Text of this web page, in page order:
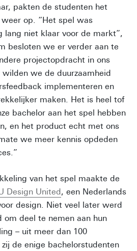
pakten de studenten het
op. “Het spel was
lang niet klaar voor de markt”,
besloten we er verder aan te
projectopdracht in ons
we de duurzaamheid
implementeren en
maken. Het is heel tof
bachelor aan het spel hebben
en het product echt met ons
we meer kennis opdeden
van het spel maakte de
Design United , een Nederlands
design. Niet veel later werd
om deel te nemen aan hun
– uit meer dan 100
de enige bachelorstudenten